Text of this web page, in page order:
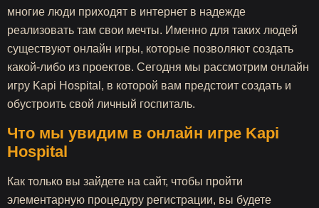
многие люди приходят в интернет в надежде
реализовать там свои мечты. Именно для таких людей
существуют онлайн игры, которые позволяют создать
какой-либо из проектов. Сегодня мы рассмотрим онлайн
игру Kapi Hospital, в которой вам предстоит создать и
обустроить свой личный госпиталь.
Что мы увидим в онлайн игре Kapi
Hospital
Как только вы зайдете на сайт, чтобы пройти
элементарную процедуру регистрации, вы будете